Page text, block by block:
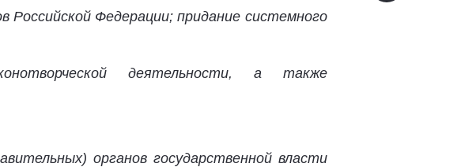
Российской Федерации; придание системного
деятельности, а также
органов государственной власти